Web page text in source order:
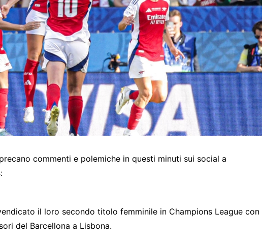
commenti e polemiche in questi minuti sui social a
il loro secondo titolo femminile in Champions League con
del Barcellona a Lisbona.